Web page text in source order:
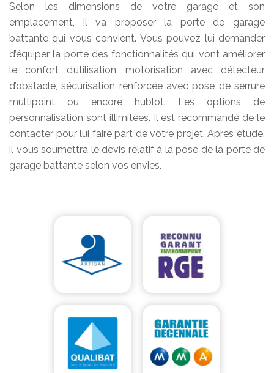
Selon les dimensions de votre garage et son
emplacement, il va proposer la porte de garage
battante qui vous convient. Vous pouvez lui demander
d’équiper la porte des fonctionnalités qui vont améliorer
le confort d’utilisation, motorisation avec détecteur
d’obstacle, sécurisation renforcée avec pose de serrure
multipoint ou encore hublot. Les options de
personnalisation sont illimitées. Il est recommandé de le
contacter pour lui faire part de votre projet. Après étude,
il vous soumettra le devis relatif à la pose de la porte de
garage battante selon vos envies.